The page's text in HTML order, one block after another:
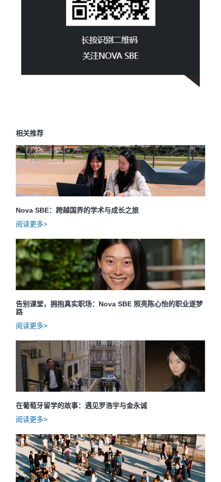
相关推荐
Nova SBE：跨越国界的学术与成长之旅
阅读更多>
告别课堂，拥抱真实职场：Nova SBE 照亮陈心怡的职业逐梦
路
阅读更多>
在葡萄牙留学的故事：遇见罗浩宇与金永诚
阅读更多>